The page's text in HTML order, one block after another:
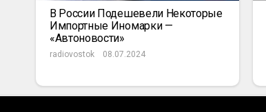
В России Подешевели Некоторые
Импортные Иномарки —
«Автоновости»
radiovostok 08.07.2024